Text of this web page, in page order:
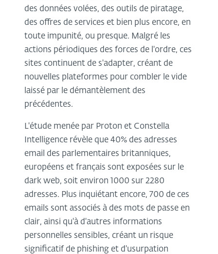
des données volées, des outils de piratage,
des offres de services et bien plus encore, en
toute impunité, ou presque. Malgré les
actions périodiques des forces de l'ordre, ces
sites continuent de s'adapter, créant de
nouvelles plateformes pour combler le vide
laissé par le démantèlement des
précédentes.
L'étude menée par Proton et Constella
Intelligence révèle que 40% des adresses
email des parlementaires britanniques,
européens et français sont exposées sur le
dark web, soit environ 1000 sur 2280
adresses. Plus inquiétant encore, 700 de ces
emails sont associés à des mots de passe en
clair, ainsi qu'à d'autres informations
personnelles sensibles, créant un risque
significatif de phishing et d'usurpation